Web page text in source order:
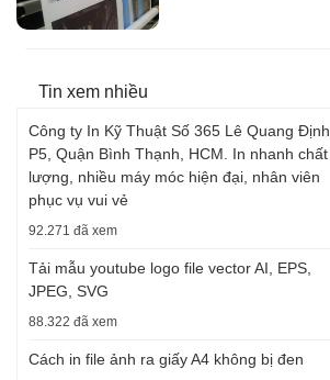
Tin xem nhiều
Công ty In Kỹ Thuật Số 365 Lê Quang Định,
P5, Quận Bình Thạnh, HCM. In nhanh chất
lượng, nhiều máy móc hiện đại, nhân viên
phục vụ vui vẻ
92.271 đã xem
Tải mẫu youtube logo file vector AI, EPS,
JPEG, SVG
88.322 đã xem
Cách in file ảnh ra giấy A4 không bị đen